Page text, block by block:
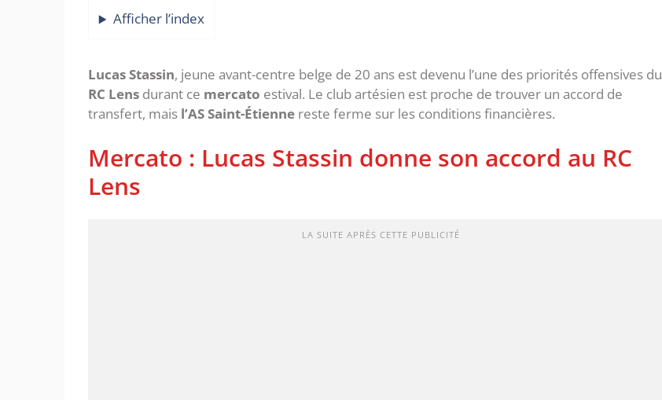
Afficher l’index
Lucas Stassin, jeune avant-centre belge de 20 ans est devenu l’une des priorités offensives du
RC Lens durant ce mercato estival. Le club artésien est proche de trouver un accord de
transfert, mais l’AS Saint-Étienne reste ferme sur les conditions financières.
Mercato : Lucas Stassin donne son accord au RC
Lens
LA SUITE APRÈS CETTE PUBLICITÉ